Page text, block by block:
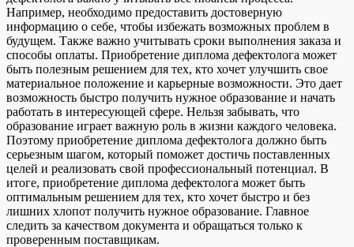
Например, необходимо предоставить достоверную
информацию о себе, чтобы избежать возможных проблем в
будущем. Также важно учитывать сроки выполнения заказа и
способы оплаты. Приобретение диплома дефектолога может
быть полезным решением для тех, кто хочет улучшить свое
материальное положение и карьерные возможности. Это дает
возможность быстро получить нужное образование и начать
работать в интересующей сфере. Нельзя забывать, что
образование играет важную роль в жизни каждого человека.
Поэтому приобретение диплома дефектолога должно быть
серьезным шагом, который поможет достичь поставленных
целей и реализовать свой профессиональный потенциал. В
итоге, приобретение диплома дефектолога может быть
оптимальным решением для тех, кто хочет быстро и без
лишних хлопот получить нужное образование. Главное
следить за качеством документа и обращаться только к
проверенным поставщикам.